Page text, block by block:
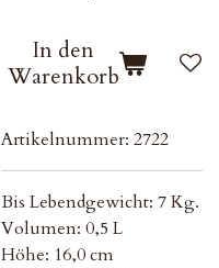
In den
Warenkorb
Artikelnummer: 2722
Bis Lebendgewicht: 7 Kg.
Volumen: 0,5 L
Höhe: 16,0 cm